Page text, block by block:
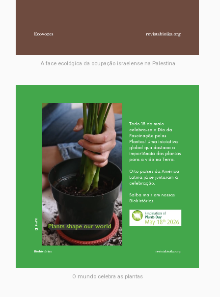
A face ecológica da ocupação israelense na Palestina
O mundo celebra as plantas